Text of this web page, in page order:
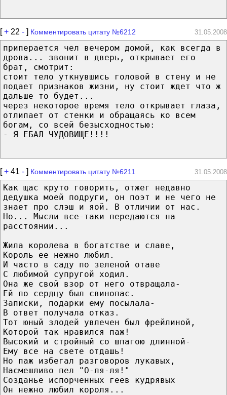
[+ 22 - ] Комментировать цитату №6212 31.05.2008
приперается чел вечером домой, как всегда в
дрова... звонит в дверь, открывает его
брат, смотрит:
стоит тело уткнувшись головой в стену и не
подает признаков жизни, ну стоит ждет что ж
дальше то будет...
через некоторое время тело открывает глаза,
отлипает от стенки и обращаясь ко всем
богам, со всей безысходностью:
- Я ЕБАЛ ЧУДОВИЩЕ!!!!
[+ 41 - ] Комментировать цитату №6211 31.05.2008
Как щас круто говорить, отжег недавно
дедушка моей подруги, он поэт и не чего не
знает про слэш и яой. В отличии от нас.
Но... Мысли все-таки передаются на
расстоянии...
Жила королева в богатстве и славе,
Король ее нежно любил.
И часто в саду по зеленой отаве
С любимой супругой ходил.
Она же свой взор от него отвращала-
Ей по сердцу был свинопас.
Записки, подарки ему посылала-
В ответ получала отказ.
Тот юный злодей увлечен был фрейлиной,
Которой так нравился паж!
Высокий и стройный со шпагою длинной-
Ему все на свете отдашь!
Но паж избегал разговоров лукавых,
Насмешливо пел "О-ля-ля!"
Созданье испорченных геев кудрявых
Он нежно любил короля...